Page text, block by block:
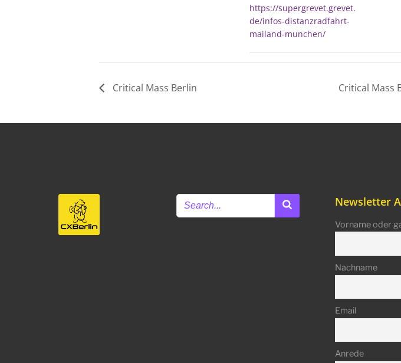
https://supergrevet.grevet.
de/infos-distanzradfahrt-
mailand-munchen/
Critical Mass Berlin Critical Mass
Newsletter
Vorname oder
Nachname
Email
Anrede